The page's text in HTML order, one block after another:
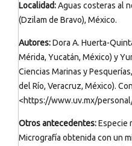
Localidad:Aguas costeras al
(Dzilam de Bravo), México.
Autores:Dora A. Huerta-
Mérida, Yucatán, México) y
Ciencias Marinas y
del Río, Veracruz, México).
<https://www.uv.mx/
Otros antecedentes:Especie
Micrografía obtenida con un